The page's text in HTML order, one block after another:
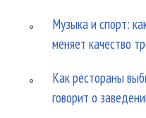
Музыка и спорт:
меняет качество
Как рестораны
говорит о